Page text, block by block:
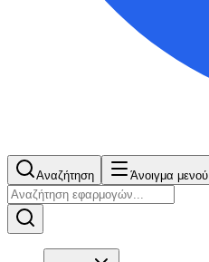
Αναζήτηση Άνοιγμα μενού